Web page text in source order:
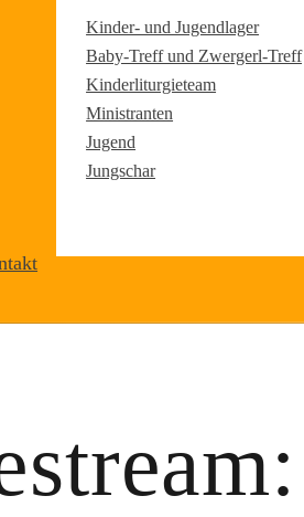
Kinder- und Jugendlager
Baby-Treff und Zwergerl-Treff
Kinderliturgieteam
Ministranten
Jugend
Jungschar